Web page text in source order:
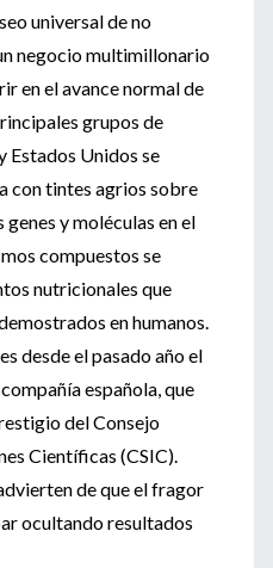
universal de no
negocio multimillonario
en el avance normal de
grupos de
Estados Unidos se
con tintes agrios sobre
y moléculas en el
compuestos se
nutricionales que
en humanos.
desde el pasado año el
española, que
del Consejo
Científicas (CSIC).
de que el fragor
ocultando resultados